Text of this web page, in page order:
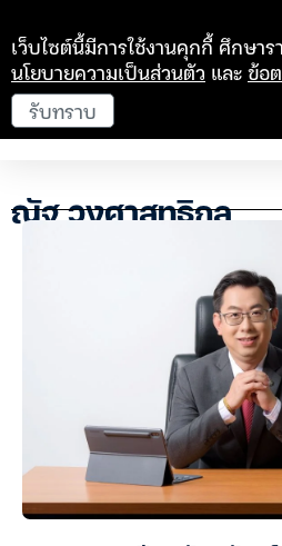
ณัฐ วงศาสุทธิกุล
เว็บไซต์นี้มีการใช้งานคุกกี้ ศึกษาร
นโยบายความเป็นส่วนตัว และข้อ
รับทราบ